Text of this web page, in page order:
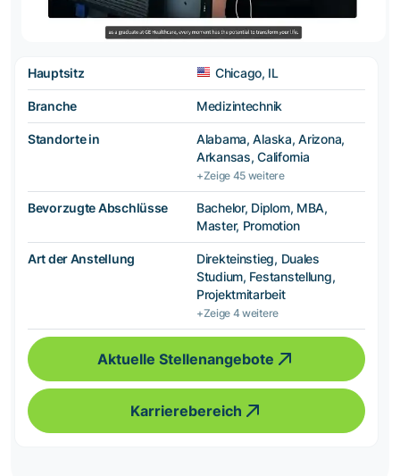
Hauptsitz Chicago, IL
Branche Medizintechnik
Standorte in
Alabama, Alaska, Arizona,
Arkansas, California
+Zeige 45 weitere
Bevorzugte Abschlüsse
Bachelor, Diplom, MBA,
Master, Promotion
Art der Anstellung
Direkteinstieg, Duales
Studium, Festanstellung,
Projektmitarbeit
+Zeige 4 weitere
Aktuelle Stellenangebote
Karrierebereich